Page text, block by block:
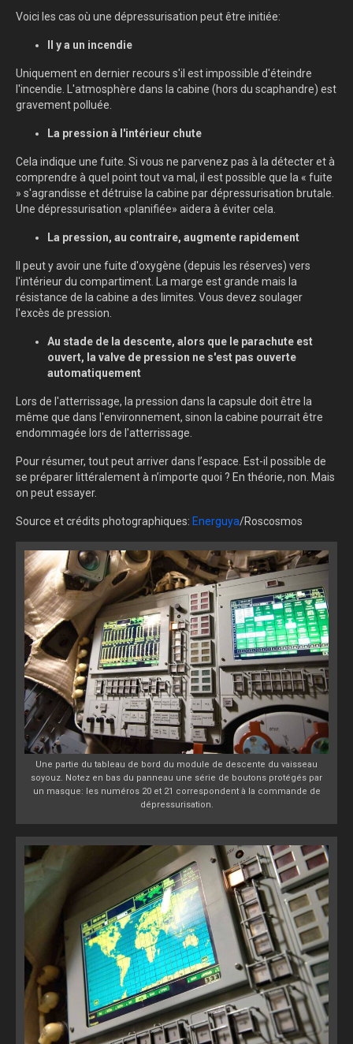
Voici les cas où une dépressurisation peut être initiée:
Il y a un incendie
Uniquement en dernier recours s'il est impossible d'éteindre
l'incendie. L'atmosphère dans la cabine (hors du scaphandre) est
gravement polluée.
La pression à l'intérieur chute
Cela indique une fuite. Si vous ne parvenez pas à la détecter et à
comprendre à quel point tout va mal, il est possible que la « fuite
» s'agrandisse et détruise la cabine par dépressurisation brutale.
Une dépressurisation «planifiée» aidera à éviter cela.
La pression, au contraire, augmente rapidement
Il peut y avoir une fuite d'oxygène (depuis les réserves) vers
l'intérieur du compartiment. La marge est grande mais la
résistance de la cabine a des limites. Vous devez soulager
l'excès de pression.
Au stade de la descente, alors que le parachute est
ouvert, la valve de pression ne s'est pas ouverte
automatiquement
Lors de l'atterrissage, la pression dans la capsule doit être la
même que dans l'environnement, sinon la cabine pourrait être
endommagée lors de l'atterrissage.
Pour résumer, tout peut arriver dans l’espace. Est-il possible de
se préparer littéralement à n’importe quoi ? En théorie, non. Mais
on peut essayer.
Source et crédits photographiques: Energuya/Roscosmos
Une partie du tableau de bord du module de descente du vaisseau
soyouz. Notez en bas du panneau une série de boutons protégés par
un masque: les numéros 20 et 21 correspondent à la commande de
dépressurisation.